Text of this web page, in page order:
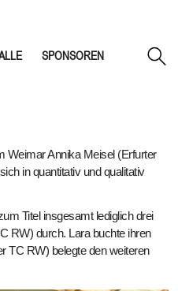
SPONSOREN
Weimar Annika Meisel (Erfurter
in quantitativ und qualitativ
Titel insgesamt lediglich drei
RW) durch. Lara buchte ihren
TC RW) belegte den weiteren